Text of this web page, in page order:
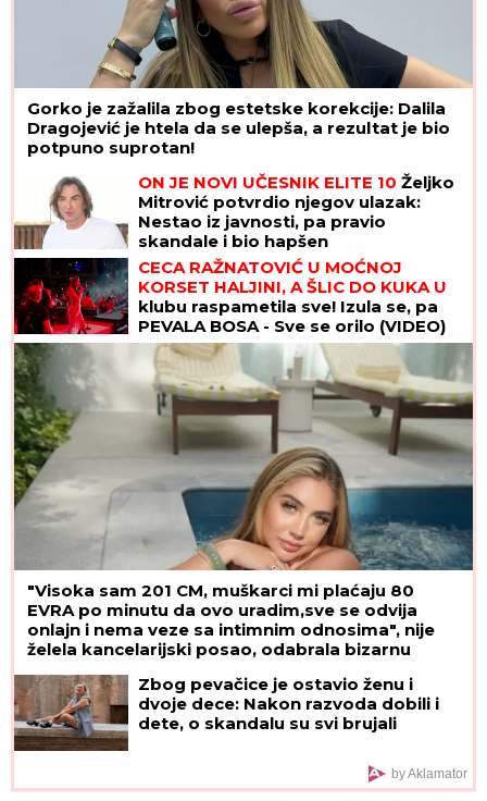
Gorko je zažalila zbog estetske korekcije: Dalila
Dragojević je htela da se ulepša, a rezultat je bio
potpuno suprotan!
ON JE NOVI UČESNIK ELITE 10 Željko
Mitrović potvrdio njegov ulazak:
Nestao iz javnosti, pa pravio
skandale i bio hapšen
CECA RAŽNATOVIĆ U MOĆNOJ
KORSET HALJINI, A ŠLIC DO KUKA U
klubu raspametila sve! Izula se, pa
PEVALA BOSA - Sve se orilo (VIDEO)
"Visoka sam 201 CM, muškarci mi plaćaju 80
EVRA po minutu da ovo uradim,sve se odvija
onlajn i nema veze sa intimnim odnosima", nije
želela kancelarijski posao, odabrala bizarnu
Zbog pevačice je ostavio ženu i
dvoje dece: Nakon razvoda dobili i
dete, o skandalu su svi brujali
by Aklamator